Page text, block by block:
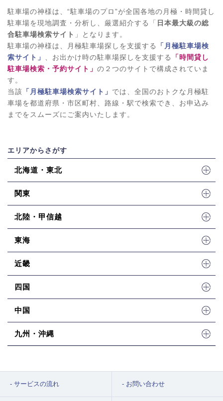
駐車場の神様は、“駐車場のプロ”が全国各地の月極・時間貸し
駐車場を現地調査・分析し、厳選紹介する「 日本最大級の総
合駐車場検索サイト 」となります。
駐車場の神様は、月極駐車場探しを支援する
「月極駐車場検
索サイト」 、お出かけ時の駐車場探しを支援する
「時間貸し
駐車場検索・予約サイト」 の２つのサイトで構成されていま
す。
当該 「月極駐車場検索サイト」 では、全国のおトクな月極駐
車場を都道府県・市区町村、路線・駅で検索でき、お申込み
までをスムーズにご案内いたします。
エリアからさがす
北海道・東北
関東
北陸・甲信越
東海
近畿
四国
中国
九州・沖縄
サービスの流れ お問い合わせ